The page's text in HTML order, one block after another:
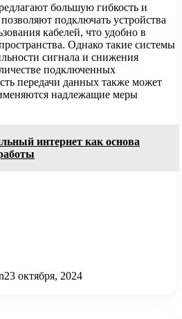
большую гибкость и
подключать устройства
кабелей, что удобно в
Однако такие системы
сигнала и снижения
подключенных
передачи данных также может
надлежащие меры
интернет как основа
23 октября, 2024